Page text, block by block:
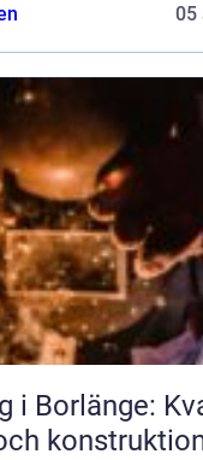
05
i Borlänge: